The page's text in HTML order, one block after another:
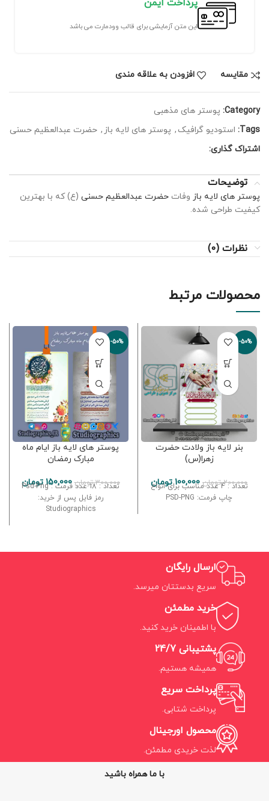
پرداخت ایمن
این متن آزمایشی برای قالب وودمارت می باشد
مقايسه افزودن به علاقه مندی
Category: پوستر های مذهبی
Tags: استودیو گرافیک , پوستر های لایه باز , حضرت عبدالعظیم حسنی
اشتراک گذاری:
توضیحات
پوستر های لایه باز وفات حضرت عبدالعظیم حسنی (ع) که با بهترین
کیفیت طراحی شده.
نظرات (0)
محصولات مرتبط
-50%
بنر لایه باز ولادت حضرت
زهرا(س)
200,000 تومان 100,000 تومان
تعداد : 4 عدد مناسب برای انواع
چاپ فرمت: PSD-PNG
-50%
پوستر های لایه باز ایام ماه
مبارک رمضان
300,000 تومان 150,000 تومان
تعداد : 18 عدد فرمت : Psd-Png
رمز فایل پس از خرید:
Studiographics
ارسال رایگان
سریع بدستتان میرسد.
خرید مطمئن
با اطمینان خرید کنید.
پشتیبانی 24/7
همیشه هستیم.
پرداخت سریع
پرداخت شتابی.
محصول اورجینال
لذت خریدی مطمئن.
با ما همراه باشید